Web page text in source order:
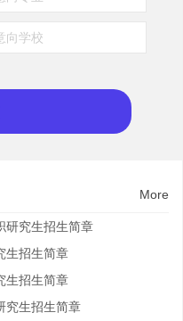
More
研究生招生简章
生招生简章
生招生简章
究生招生简章